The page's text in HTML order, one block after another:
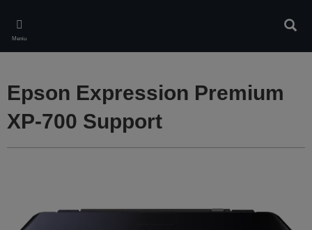
main
content
Meniu
Epson Expression Premium
XP-700 Support